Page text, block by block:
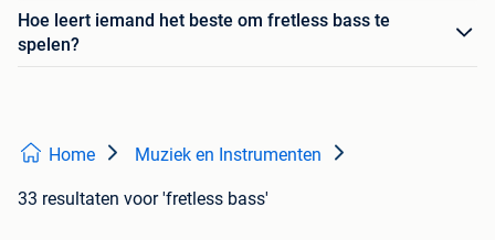
Hoe leert iemand het beste om fretless bass te
spelen?
Home Muziek en Instrumenten
33 resultaten voor 'fretless bass'